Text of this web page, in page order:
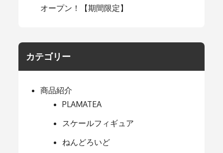
オープン！【期間限定】
カテゴリー
商品紹介
PLAMATEA
スケールフィギュア
ねんどろいど